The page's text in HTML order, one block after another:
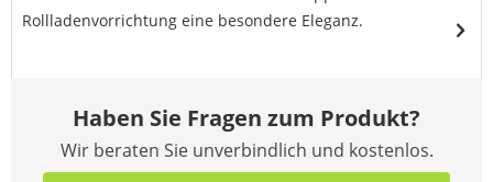
Rollladenvorrichtung eine besondere Eleganz.
Haben Sie Fragen zum Produkt?
Wir beraten Sie unverbindlich und kostenlos.